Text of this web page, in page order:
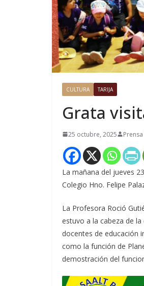
CULTURA TARIJA
Grata
25 octubre, 2025
La mañana del jueves
Colegio Hno. Felipe
La Profesora Roció
estuvo a la cabeza de
docentes de educación
como la función de
demostración del